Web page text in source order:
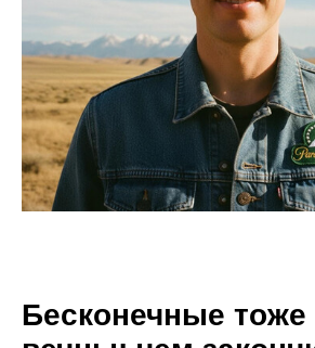
Бесконечные тоже